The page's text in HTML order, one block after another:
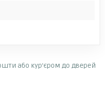
або кур'єром до дверей